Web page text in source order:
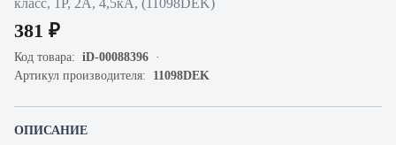
класс, 1P, 2А, 4,5кА, (11098DEK)
381 ₽
Код товара: iD-00088396
Артикул производителя: 11098DEK
ОПИСАНИЕ